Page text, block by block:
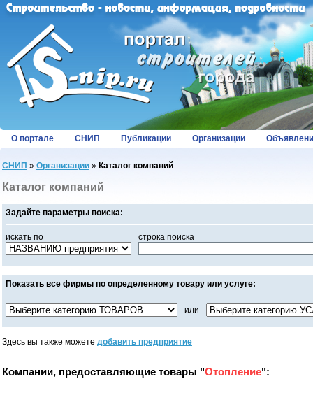
О портале СНИП Публикации Организации
СНИП » Организации » Каталог компаний
Каталог компаний
Задайте параметры поиска:
искать по строка поиска
Показать все фирмы по определенному товару или услуге:
или
Здесь вы также можете добавить предприятие
Компании, предоставляющие товары "Отопление":